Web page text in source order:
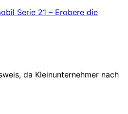
Serie 21 – Erobere die
da Kleinunternehmer nach